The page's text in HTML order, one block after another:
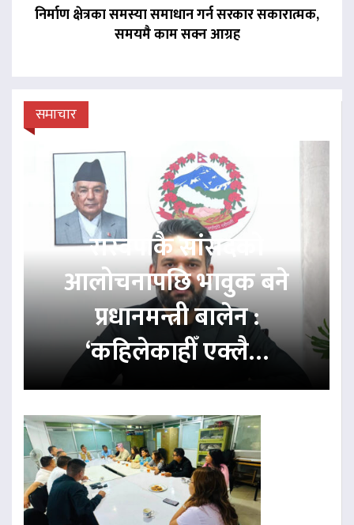
निर्माण क्षेत्रका समस्या समाधान गर्न सरकार सकारात्मक,
समयमै काम सक्न आग्रह
समाचार
रास्वपाकै सांसदको
आलोचनापछि भावुक बने
प्रधानमन्त्री बालेन :
‘कहिलेकाहीँ एक्लै…